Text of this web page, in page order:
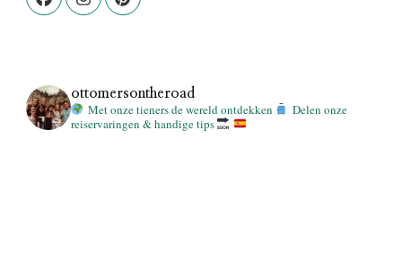
ottomersontheroad
Met onze tieners de wereld ontdekken
Delen onze
reiservaringen & handige tips